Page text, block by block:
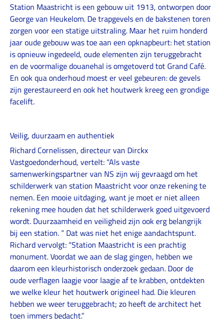
Station Maastricht is een gebouw uit 1913, ontworpen door
George van Heukelom. De trapgevels en de bakstenen toren
zorgen voor een statige uitstraling. Maar het ruim honderd
jaar oude gebouw was toe aan een opknapbeurt: het station
is opnieuw ingedeeld, oude elementen zijn teruggebracht
en de voormalige douanehal is omgetoverd tot Grand Café.
En ook qua onderhoud moest er veel gebeuren: de gevels
zijn gerestaureerd en ook het houtwerk kreeg een grondige
facelift.
Veilig, duurzaam en authentiek
Richard Cornelissen, directeur van Dirckx
Vastgoedonderhoud, vertelt: “Als vaste
samenwerkingspartner van NS zijn wij gevraagd om het
schilderwerk van station Maastricht voor onze rekening te
nemen. Een mooie uitdaging, want je moet er niet alleen
rekening mee houden dat het schilderwerk goed uitgevoerd
wordt. Duurzaamheid en veiligheid zijn ook erg belangrijk
bij een station. ” Dat was niet het enige aandachtspunt.
Richard vervolgt: “Station Maastricht is een prachtig
monument. Voordat we aan de slag gingen, hebben we
daarom een kleurhistorisch onderzoek gedaan. Door de
oude verflagen laagje voor laagje af te krabben, ontdekten
we welke kleur het houtwerk origineel had. Die kleuren
hebben we weer teruggebracht; zo heeft de architect het
toen immers bedacht.”